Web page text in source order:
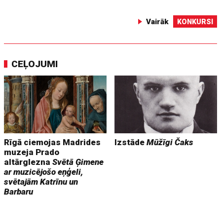
Vairāk KONKURSI
CEĻOJUMI
Rīgā ciemojas Madrides
muzeja Prado
altārgleznaSvētā Ģimene
ar muzicējošo eņģeli,
svētajām Katrīnu un
Barbaru
IzstādeMūžīgi Čaks